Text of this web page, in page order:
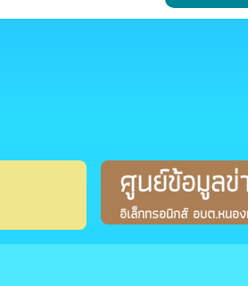
ศูนย์ข้อมูลข่
อิเล็กทรอนิกส์ อบต.หนอ